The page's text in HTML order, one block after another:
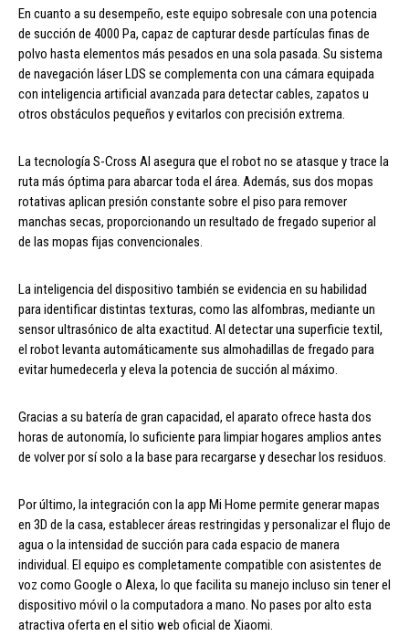
En cuanto a su desempeño, este equipo sobresale con una potencia
de succión de 4000 Pa, capaz de capturar desde partículas finas de
polvo hasta elementos más pesados en una sola pasada. Su sistema
de navegación láser LDS se complementa con una cámara equipada
con inteligencia artificial avanzada para detectar cables, zapatos u
otros obstáculos pequeños y evitarlos con precisión extrema.
La tecnología S-Cross AI asegura que el robot no se atasque y trace la
ruta más óptima para abarcar toda el área. Además, sus dos mopas
rotativas aplican presión constante sobre el piso para remover
manchas secas, proporcionando un resultado de fregado superior al
de las mopas fijas convencionales.
La inteligencia del dispositivo también se evidencia en su habilidad
para identificar distintas texturas, como las alfombras, mediante un
sensor ultrasónico de alta exactitud. Al detectar una superficie textil,
el robot levanta automáticamente sus almohadillas de fregado para
evitar humedecerla y eleva la potencia de succión al máximo.
Gracias a su batería de gran capacidad, el aparato ofrece hasta dos
horas de autonomía, lo suficiente para limpiar hogares amplios antes
de volver por sí solo a la base para recargarse y desechar los residuos.
Por último, la integración con la app Mi Home permite generar mapas
en 3D de la casa, establecer áreas restringidas y personalizar el flujo de
agua o la intensidad de succión para cada espacio de manera
individual. El equipo es completamente compatible con asistentes de
voz como Google o Alexa, lo que facilita su manejo incluso sin tener el
dispositivo móvil o la computadora a mano. No pases por alto esta
atractiva oferta en el sitio web oficial de Xiaomi.